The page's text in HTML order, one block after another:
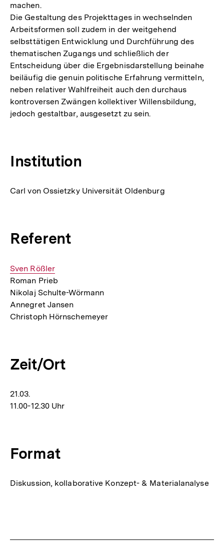
machen.
Die Gestaltung des Projekttages in wechselnden
Arbeitsformen soll zudem in der weitgehend
selbsttätigen Entwicklung und Durchführung des
thematischen Zugangs und schließlich der
Entscheidung über die Ergebnisdarstellung beinahe
beiläufig die genuin politische Erfahrung vermitteln,
neben relativer Wahlfreiheit auch den durchaus
kontroversen Zwängen kollektiver Willensbildung,
jedoch gestaltbar, ausgesetzt zu sein.
Institution
Carl von Ossietzky Universität Oldenburg
Referent
Interner
Link:
Sven Rößler
Roman Prieb
Nikolaj Schulte-Wörmann
Annegret Jansen
Christoph Hörnschemeyer
Zeit/Ort
21.03.
11.00-12.30 Uhr
Format
Diskussion, kollaborative Konzept- & Materialanalyse